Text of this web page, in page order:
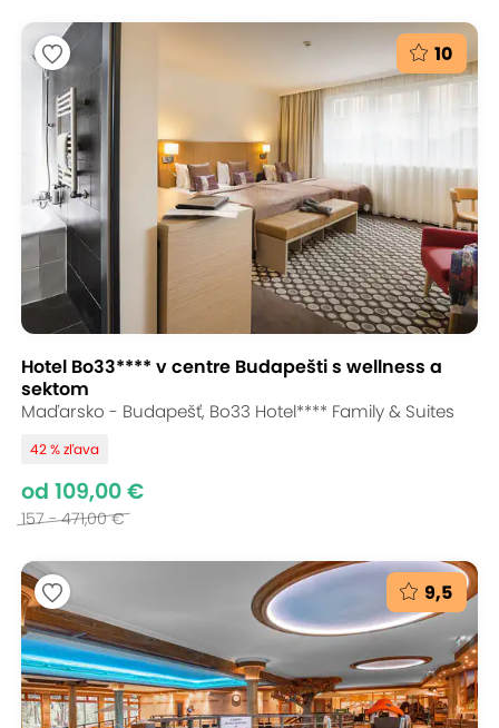
10
Hotel Bo33**** v centre Budapešti s wellness a
sektom
Maďarsko - Budapešť, Bo33 Hotel**** Family & Suites
42 % zľava
od 109,00 €
157 - 471,00 €
9,5